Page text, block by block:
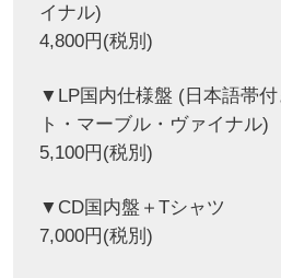
イナル)
4,800円(税別)
▼LP国内仕様盤 (日本語帯付
ト・マーブル・ヴァイナル)
5,100円(税別)
▼CD国内盤＋Tシャツ
7,000円(税別)